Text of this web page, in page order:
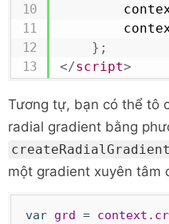
} ;
</script>
Tương tự, bạn có thể tô
radial gradient bằng
một gradient xuyên tâm
var grd =